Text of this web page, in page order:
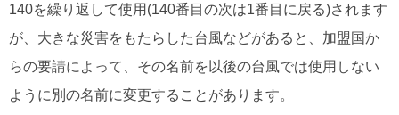
140を繰り返して使用(140番目の次は1番目に戻る)されます
が、大きな災害をもたらした台風などがあると、加盟国か
らの要請によって、その名前を以後の台風では使用しない
ように別の名前に変更することがあります。